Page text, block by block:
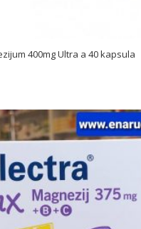
400mg Ultra a 40 kapsula